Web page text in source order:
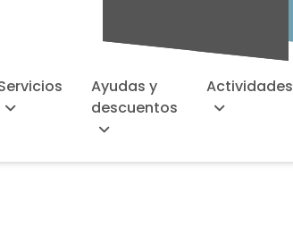
Ayudas y
descuentos
Actividades